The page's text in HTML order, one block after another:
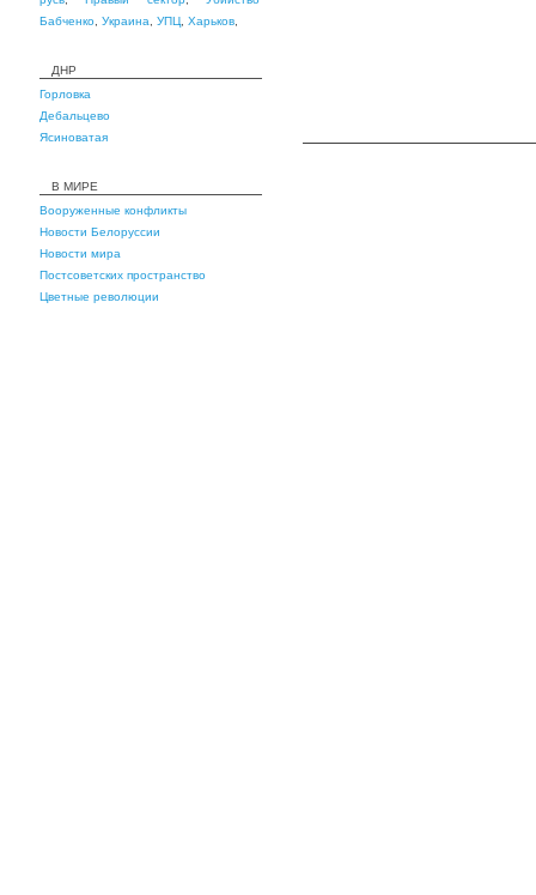
Бабченко Украина УПЦ Харьков
ДНР
Горловка
Дебальцево
Ясиноватая
В МИРЕ
Вооруженные конфликты
Новости Белоруссии
Новости мира
Постсоветских пространство
Цветные революции